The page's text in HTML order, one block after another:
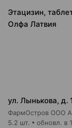
Этацизин,
Олфа Латвия
ул. Лынькова, д.
ФармОстров ООО
5.2 шт. обновл. в